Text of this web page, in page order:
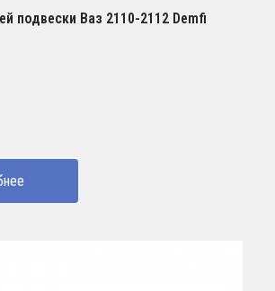
подвески Ваз 2110-2112 Demfi